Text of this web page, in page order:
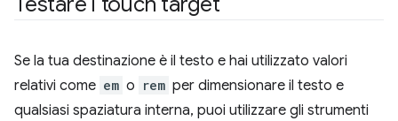
Se la tua destinazione è il testo e hai utilizzato valori
relativi come em o rem per dimensionare il testo e
qualsiasi spaziatura interna, puoi utilizzare gli strumenti